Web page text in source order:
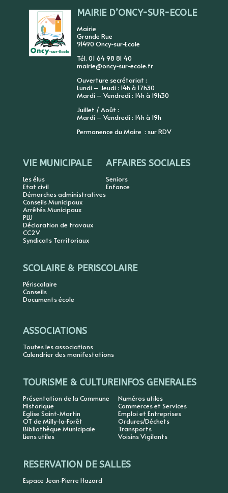
MAIRIE D’ONCY-SUR-ECOLE
Mairie
Grande Rue
91490 Oncy-sur-Ecole
Tél. 01 64 98 81 40
mairie@oncy-sur-ecole.fr
Ouverture secrétariat :
Lundi – Jeudi : 14h à 17h30
Mardi – Vendredi : 14h à 19h30
Juillet / Août :
Mardi – Vendredi : 14h à 19h
Permanence du Maire : sur RDV
VIE MUNICIPALE
Les élus
Etat civil
Démarches administratives
Conseils Municipaux
Arrêtés Municipaux
PLU
Déclaration de travaux
CC2V
Syndicats Territoriaux
AFFAIRES SOCIALES
Seniors
Enfance
SCOLAIRE & PERISCOLAIRE
Périscolaire
Conseils
Documents école
ASSOCIATIONS
Toutes les associations
Calendrier des manifestations
TOURISME & CULTURE
Présentation de la Commune
Historique
Eglise Saint-Martin
OT de Milly-la-Forêt
Bibliothèque Municipale
Liens utiles
INFOS GENERALES
Numéros utiles
Commerces et Services
Emploi et Entreprises
Ordures/Déchets
Transports
Voisins Vigilants
RESERVATION DE SALLES
Espace Jean-Pierre Hazard